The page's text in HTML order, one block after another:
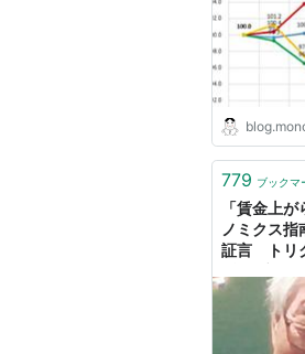
アベノミ
関連書籍
779 ブックマ
「賃金上
ノミクス指
証言 トリ
東京新聞デ